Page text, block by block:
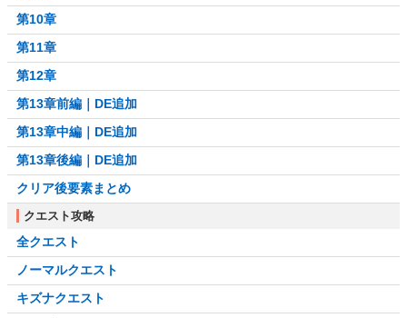
第10章
第11章
第12章
第13章前編｜DE追加
第13章中編｜DE追加
第13章後編｜DE追加
クリア後要素まとめ
クエスト攻略
全クエスト
ノーマルクエスト
キズナクエスト